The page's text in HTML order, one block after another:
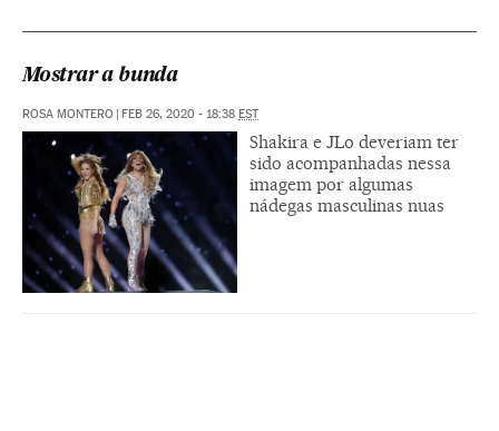
Mostrar a bunda
ROSA MONTERO FEB 26, 2020 - 18:38 EST
Shakira e JLo deveriam ter
sido acompanhadas nessa
imagem por algumas
nádegas masculinas nuas